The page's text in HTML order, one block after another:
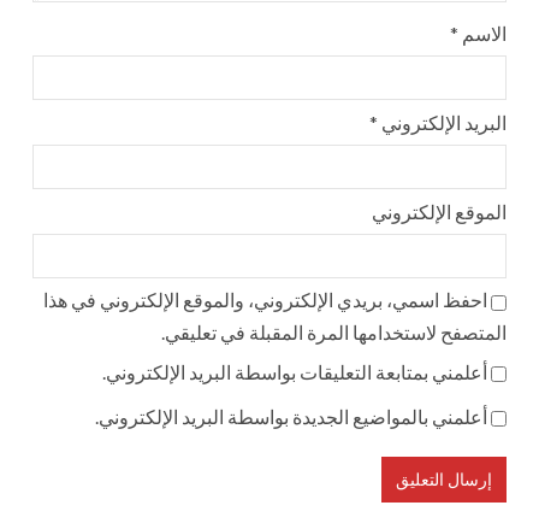
الاسم *
البريد الإلكتروني *
الموقع الإلكتروني
احفظ اسمي، بريدي الإلكتروني، والموقع الإلكتروني في هذا
المتصفح لاستخدامها المرة المقبلة في تعليقي.
أعلمني بمتابعة التعليقات بواسطة البريد الإلكتروني.
أعلمني بالمواضيع الجديدة بواسطة البريد الإلكتروني.